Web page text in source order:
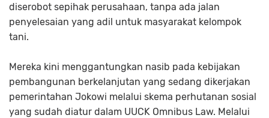
diserobot sepihak perusahaan, tanpa ada jalan
penyelesaian yang adil untuk masyarakat kelompok
tani.
Mereka kini menggantungkan nasib pada kebijakan
pembangunan berkelanjutan yang sedang dikerjakan
pemerintahan Jokowi melalui skema perhutanan sosial
yang sudah diatur dalam UUCK Omnibus Law. Melalui